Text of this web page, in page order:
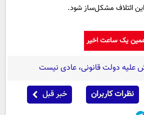
این ائتلاف مشکل‌ساز شود.
یک ساعت اخیر
دولت قانونی، عادی نیست
نظرات کاربران خبر قبل